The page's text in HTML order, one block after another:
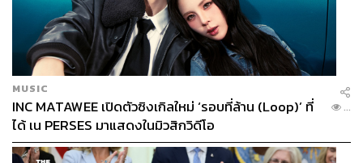
MUSIC
INC MATAWEE เปิดตัวซิงเกิลใหม่ ‘รอบที่ล้าน (Loop)’ ที่
ได้ เน PERSES มาแสดงในมิวสิกวิดีโอ
...